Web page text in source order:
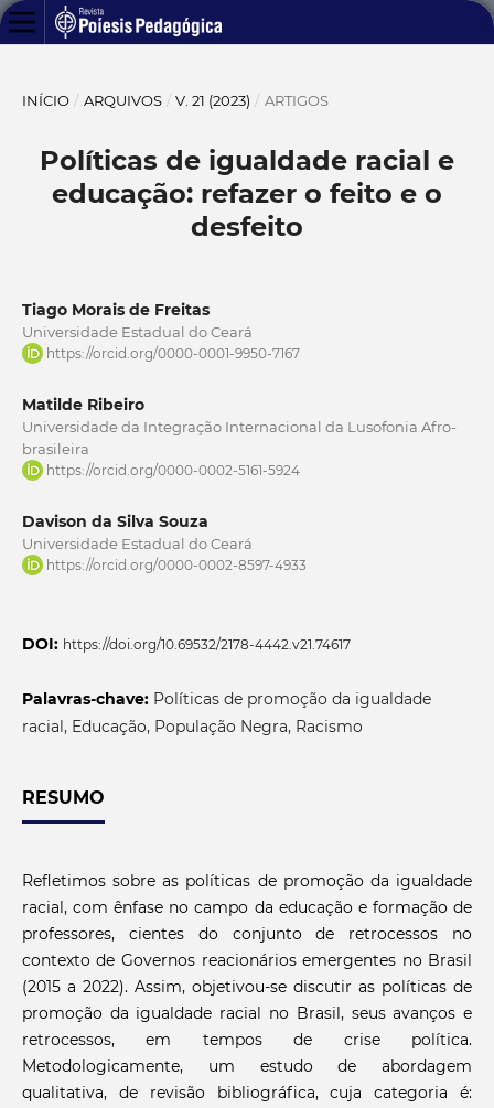
INÍCIO / ARQUIVOS / V. 21 (2023) / ARTIGOS
Políticas de igualdade racial e
educação: refazer o feito e o
desfeito
Tiago Morais de Freitas
Universidade Estadual do Ceará
https://orcid.org/0000-0001-9950-7167
Matilde Ribeiro
Universidade da Integração Internacional da Lusofonia Afro-
brasileira
https://orcid.org/0000-0002-5161-5924
Davison da Silva Souza
Universidade Estadual do Ceará
https://orcid.org/0000-0002-8597-4933
DOI: https://doi.org/10.69532/2178-4442.v21.74617
Palavras-chave: Políticas de promoção da igualdade
racial, Educação, População Negra, Racismo
RESUMO
Refletimos sobre as políticas de promoção da igualdade
racial, com ênfase no campo da educação e formação de
professores, cientes do conjunto de retrocessos no
contexto de Governos reacionários emergentes no Brasil
(2015 a 2022). Assim, objetivou-se discutir as políticas de
promoção da igualdade racial no Brasil, seus avanços e
retrocessos, em tempos de crise política.
Metodologicamente, um estudo de abordagem
qualitativa, de revisão bibliográfica, cuja categoria é: